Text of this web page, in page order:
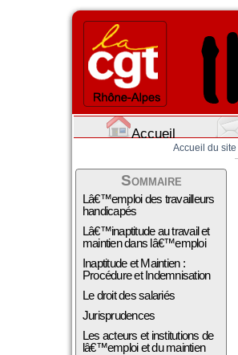
Accueil
Accueil du site
Sommaire
Lâ€™emploi des travailleurs
handicapés
Lâ€™inaptitude au travail et
maintien dans lâ€™emploi
Inaptitude et Maintien :
Procédure et Indemnisation
Le droit des salariés
Jurisprudences
Les acteurs et institutions de
lâ€™emploi et du maintien